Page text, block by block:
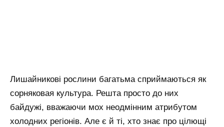
Лишайникові рослини багатьма сприймаються як
сорняковая культура. Решта просто до них
байдужі, вважаючи мох неодмінним атрибутом
холодних регіонів. Але є й ті, хто знає про цілющі